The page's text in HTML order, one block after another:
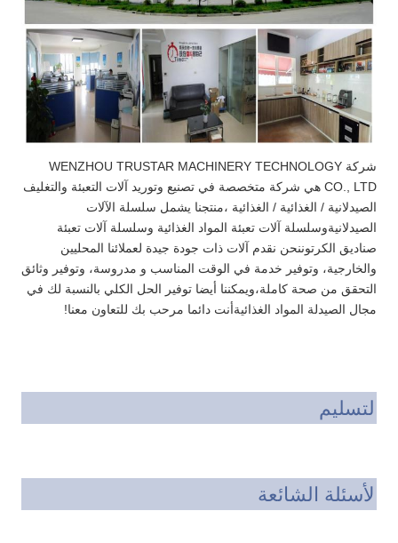
شركة WENZHOU TRUSTAR MACHINERY TECHNOLOGY
CO., LTD هي شركة متخصصة في تصنيع وتوريد آلات التعبئة والتغليف
الصيدلانية / الغذائية / الغذائية ،منتجنا يشمل سلسلة الآلات
الصيدلانيةوسلسلة آلات تعبئة المواد الغذائية وسلسلة آلات تعبئة
صناديق الكرتوننحن نقدم آلات ذات جودة جيدة لعملائنا المحليين
والخارجية، وتوفير خدمة في الوقت المناسب و مدروسة، وتوفير وثائق
التحقق من صحة كاملة،ويمكننا أيضا توفير الحل الكلي بالنسبة لك في
مجال الصيدلة المواد الغذائيةأنت دائما مرحب بك للتعاون معنا!
التسليم
الأسئلة الشائعة